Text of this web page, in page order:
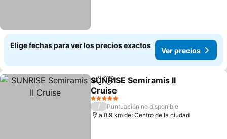
Elige fechas para ver los precios exactos
Ver precios
CompartirAgregar a favoritos
SUNRISE Semiramis II
Cruise
Ver precios
5 Estrellas
/
Puntuación no disponible
a 8.9 km de: Centro de la ciudad